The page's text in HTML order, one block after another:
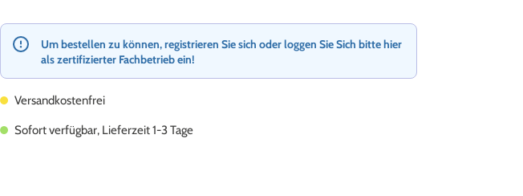
Um bestellen zu können, registrieren Sie sich oder loggen Sie Sich bitte hier
als zertifizierter Fachbetrieb ein!
Versandkostenfrei
Sofort verfügbar, Lieferzeit 1-3 Tage